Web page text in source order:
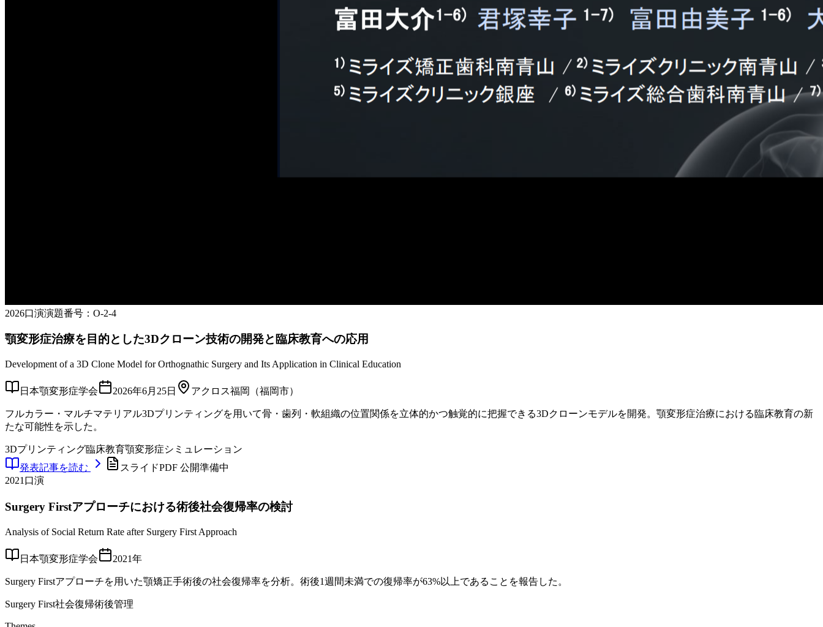
2026口演演題番号： O-2-4
顎変形症治療を目的とした3Dクローン技術の開発と臨床教育への応用
Development of a 3D Clone Model for Orthognathic Surgery and Its Application in Clinical Education
日本顎変形症学会 2026年6月25日 アクロス福岡（福岡市）
フルカラー・マルチマテリアル3Dプリンティングを用いて骨・歯列・軟組織の位置関係を立体的かつ触覚的に把握できる3Dクローンモデルを開発。顎変形症治療における臨床教育の新
たな可能性を示した。
3Dプリンティング臨床教育顎変形症シミュレーション
発表記事を読む
スライドPDF 公開準備中
2021 口演
Surgery Firstアプローチにおける術後社会復帰率の検討
Analysis of Social Return Rate after Surgery First Approach
日本顎変形症学会 2021年
Surgery Firstアプローチを用いた顎矯正手術後の社会復帰率を分析。術後1週間未満での復帰率が63%以上であることを報告した。
Surgery First社会復帰術後管理